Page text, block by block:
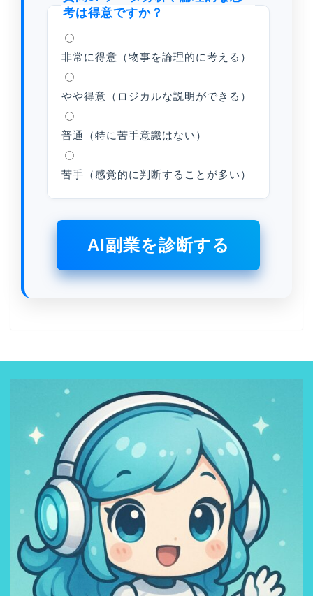
考は得意ですか？
非常に得意（物事を論理的に考える）
やや得意（ロジカルな説明ができる）
普通（特に苦手意識はない）
苦手（感覚的に判断することが多い）
AI副業を診断する